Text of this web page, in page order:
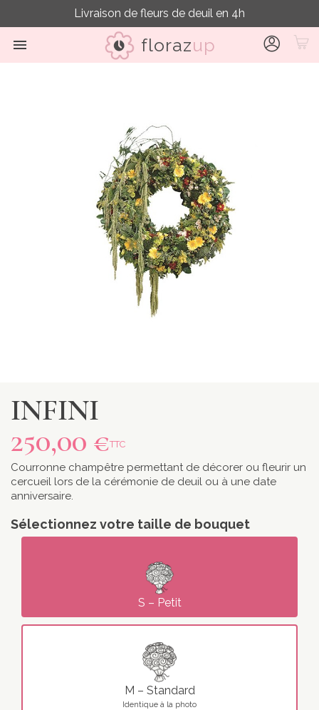
Livraison de fleurs de deuil en 4h
 florazup
INFINI
250,00 €TTC
Courronne champêtre permettant de décorer ou fleurir un
cercueil lors de la cérémonie de deuil ou à une date
anniversaire.
Sélectionnez votre taille de bouquet
S – Petit
M – Standard
Identique à la photo